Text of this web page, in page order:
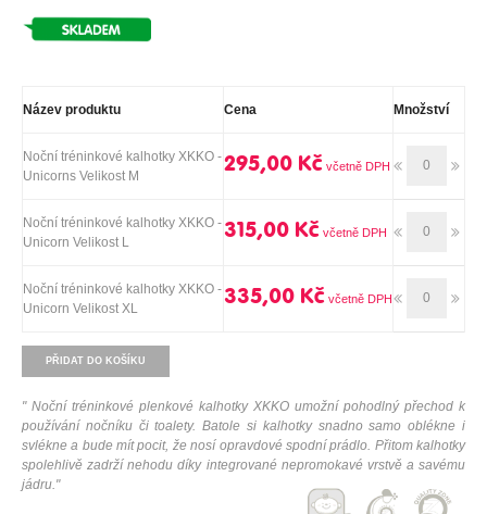
Název produktu Cena Množství
Noční tréninkové kalhotky XKKO -
Unicorns Velikost M
295,00 Kč
Noční tréninkové kalhotky XKKO -
Unicorn Velikost L
315,00 Kč
Noční tréninkové kalhotky XKKO -
Unicorn Velikost XL
335,00 Kč
PŘIDAT DO KOŠÍKU
"Noční tréninkové plenkové kalhotky XKKO umožní pohodlný přechod k
používání nočníku či toalety. Batole si kalhotky snadno samo oblékne i
svlékne a bude mít pocit, že nosí opravdové spodní prádlo. Přitom kalhotky
spolehlivě zadrží nehodu díky integrované nepromokavé vrstvě a savému
jádru."